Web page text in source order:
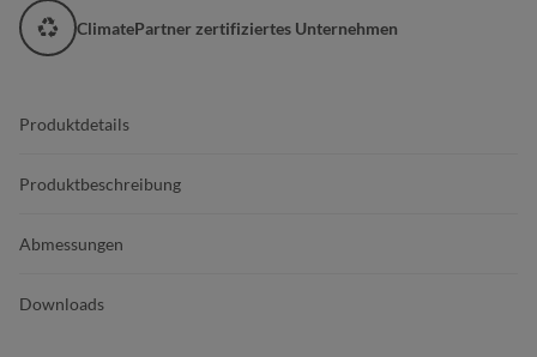
ClimatePartner zertifiziertes Unternehmen
Produktdetails
Produktbeschreibung
Abmessungen
Downloads